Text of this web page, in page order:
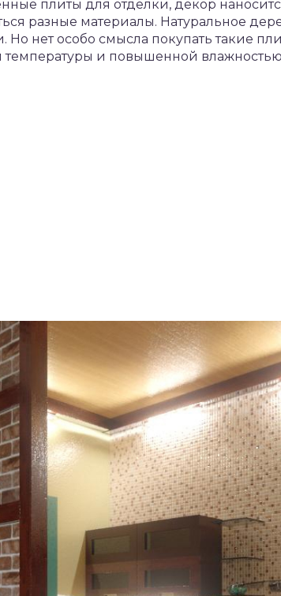
плиты для отделки, декор
разные материалы. Натуральное
Но нет особо смысла покупать такие
и повышенной